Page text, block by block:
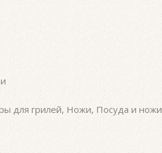
для грилей, Ножи, Посуда и ножи